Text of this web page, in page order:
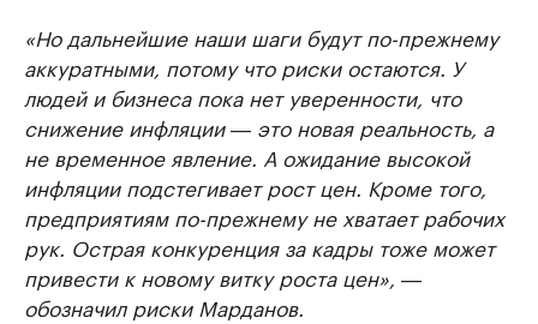
«Но дальнейшие наши шаги будут по-прежнему
аккуратными, потому что риски остаются. У
людей и бизнеса пока нет уверенности, что
снижение инфляции ― это новая реальность, а
не временное явление. А ожидание высокой
инфляции подстегивает рост цен. Кроме того,
предприятиям по-прежнему не хватает рабочих
рук. Острая конкуренция за кадры тоже может
привести к новому витку роста цен», ―
обозначил риски Марданов.